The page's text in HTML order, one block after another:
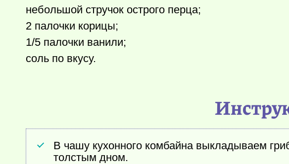
небольшой стручок острого перца;
2 палочки корицы;
1/5 палочки ванили;
соль по вкусу.
В чашу кухонного комбайна выкладываем
толстым дном.